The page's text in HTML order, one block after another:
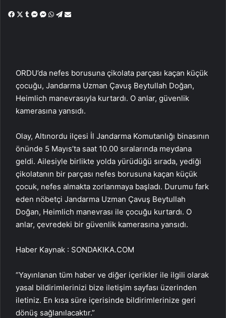
Facebook
X Tumblr
Messenger
Messenger
WhatsApp
Telegram
Email'den
ORDU’da nefes borusuna çikolata parçası kaçan küçük
çocuğu, Jandarma Uzman Çavuş Beytullah Doğan,
Heimlich manevrasıyla kurtardı. O anlar, güvenlik
kamerasına yansıdı.
Olay, Altınordu ilçesi İl Jandarma Komutanlığı binasının
önünde 5 Mayıs’ta saat 10.00 sıralarında meydana
geldi. Ailesiyle birlikte yolda yürüdüğü sırada, yediği
çikolatanın bir parçası nefes borusuna kaçan küçük
çocuk, nefes almakta zorlanmaya başladı. Durumu fark
eden nöbetçi Jandarma Uzman Çavuş Beytullah
Doğan, Heimlich manevrası ile çocuğu kurtardı. O
anlar, çevredeki bir güvenlik kamerasına yansıdı.
Haber Kaynak : SONDAKIKA.COM
“Yayınlanan tüm haber ve diğer içerikler ile ilgili olarak
yasal bildirimlerinizi bize iletişim sayfası üzerinden
iletiniz. En kısa süre içerisinde bildirimlerinize geri
dönüş sağlanılacaktır.”